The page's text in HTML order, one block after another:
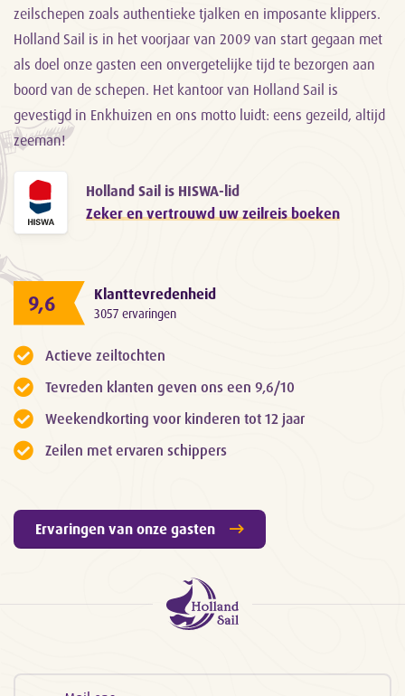
zeilschepen zoals authentieke tjalken en imposante klippers.
Holland Sail is in het voorjaar van 2009 van start gegaan met
als doel onze gasten een onvergetelijke tijd te bezorgen aan
boord van de schepen. Het kantoor van Holland Sail is
gevestigd in Enkhuizen en ons motto luidt: eens gezeild, altijd
zeeman!
Holland Sail is HISWA-lid
Zeker en vertrouwd uw zeilreis boeken
9,6 Klanttevredenheid
3057 ervaringen
Actieve zeiltochten
Tevreden klanten geven ons een 9,6/10
Weekendkorting voor kinderen tot 12 jaar
Zeilen met ervaren schippers
Ervaringen van onze gasten